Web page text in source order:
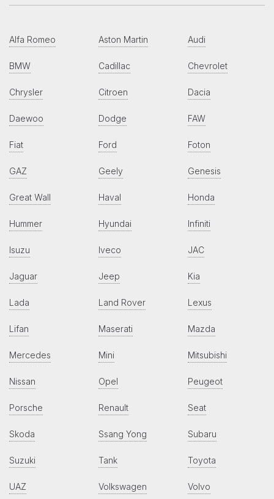
Alfa Romeo Aston Martin Audi
BMW Cadillac Chevrolet
Chrysler Citroen Dacia
Daewoo Dodge FAW
Fiat Ford Foton
GAZ Geely Genesis
Great Wall Haval Honda
Hummer Hyundai Infiniti
Isuzu Iveco JAC
Jaguar Jeep Kia
Lada Land Rover Lexus
Lifan Maserati Mazda
Mercedes Mini Mitsubishi
Nissan Opel Peugeot
Porsche Renault Seat
Skoda Ssang Yong Subaru
Suzuki Tank Toyota
UAZ Volkswagen Volvo